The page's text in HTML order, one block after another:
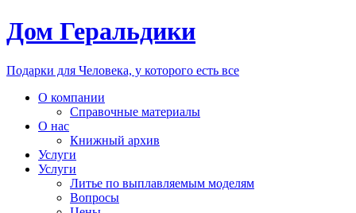
Дом Геральдики
Подарки для Человека, у которого есть все
О компании
Справочные материалы
О нас
Книжный архив
Услуги
Услуги
Литье по выплавляемым моделям
Вопросы